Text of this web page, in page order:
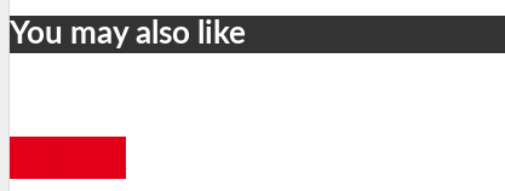
You may also like